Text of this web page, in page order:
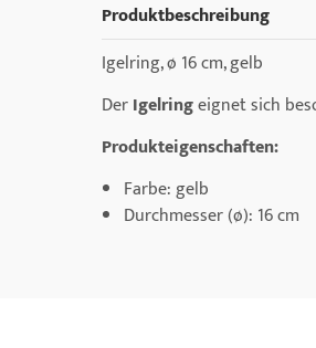
Produktbeschreibung
Igelring, ø 16 cm, gelb
DerIgelringeignet sich
Produkteigenschaften:
Farbe: gelb
Durchmesser (ø): 16 cm